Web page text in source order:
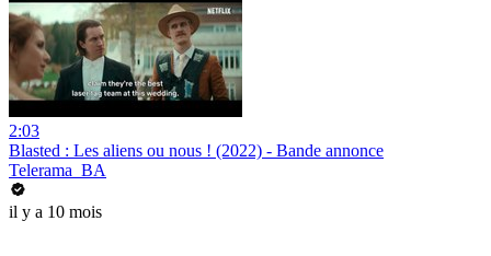
2:03
Blasted : Les aliens ou nous ! (2022) - Bande annonce
Telerama_BA
il y a 10 mois